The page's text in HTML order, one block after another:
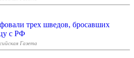
трех шведов, бросавших
с РФ
Газета